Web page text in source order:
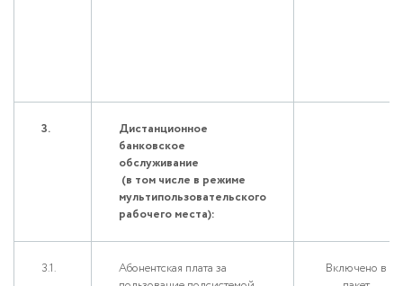
3.
Дистанционное
банковское
обслуживание
(в том числе в режиме
мультипользовательского
рабочего места):
3.1.
Абонентская плата за
Включено в